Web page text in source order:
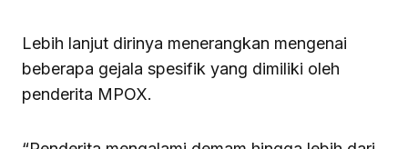
Lebih lanjut dirinya menerangkan mengenai
beberapa gejala spesifik yang dimiliki oleh
penderita MPOX.